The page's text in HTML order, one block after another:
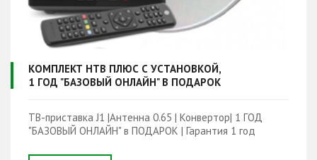
КОМПЛЕКТ НТВ ПЛЮС С УСТАНОВКОЙ,
1 ГОД "БАЗОВЫЙ ОНЛАЙН" В ПОДАРОК
ТВ-приставка J1 |Антенна 0.65 | Конвертор| 1 ГОД
"БАЗОВЫЙ ОНЛАЙН" в ПОДАРОК | Гарантия 1 год